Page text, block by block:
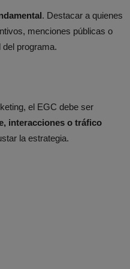
. Destacar a quienes
menciones públicas o
del programa.
el EGC debe ser
interacciones o tráfico
la estrategia.